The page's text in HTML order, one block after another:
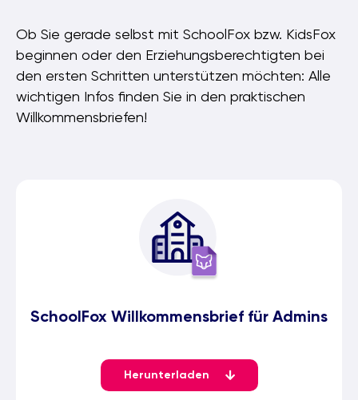
Ob Sie gerade selbst mit SchoolFox bzw. KidsFox
beginnen oder den Erziehungsberechtigten bei
den ersten Schritten unterstützen möchten: Alle
wichtigen Infos finden Sie in den praktischen
Willkommensbriefen!
SchoolFox Willkommensbrief für Admins
Herunterladen